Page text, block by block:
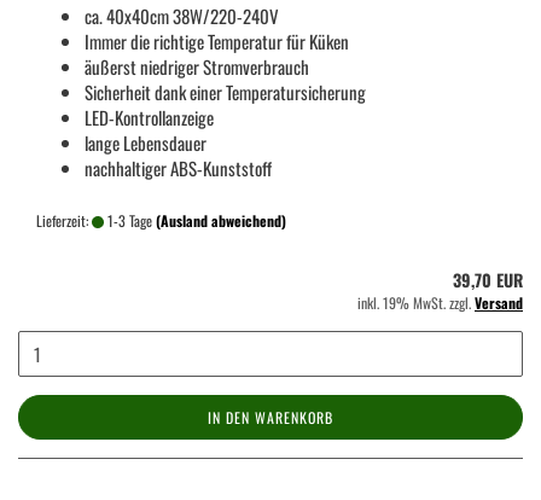
ca. 40x40cm 38W/220-240V
Immer die richtige Temperatur für Küken
äußerst niedriger Stromverbrauch
Sicherheit dank einer Temperatursicherung
LED-Kontrollanzeige
lange Lebensdauer
nachhaltiger ABS-Kunststoff
Lieferzeit: 1-3 Tage(Ausland abweichend)
39,70 EUR
inkl. 19% MwSt. zzgl.Versand
IN DEN WARENKORB